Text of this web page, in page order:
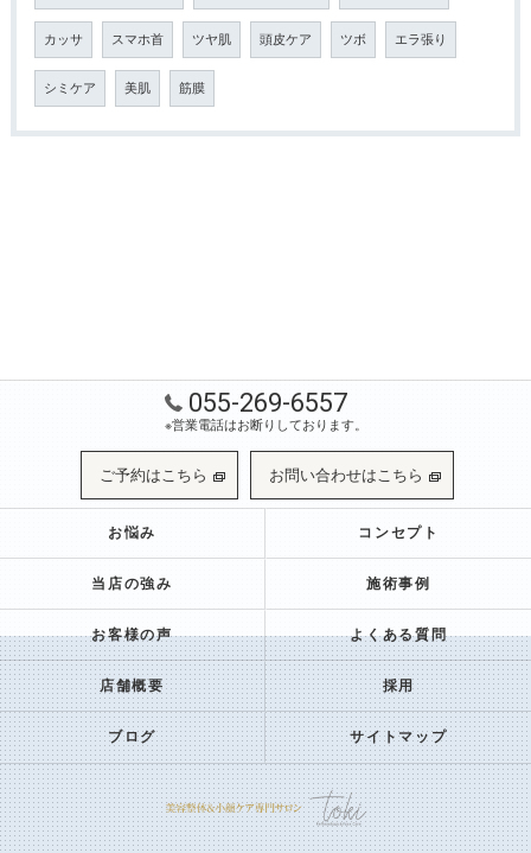
カッサ スマホ首 ツヤ肌 頭皮ケア ツボ エラ張り
シミケア 美肌 筋膜
055-269-6557
※営業電話はお断りしております。
ご予約はこちら お問い合わせはこちら
お悩み コンセプト
当店の強み 施術事例
お客様の声 よくある質問
店舗概要 採用
ブログ サイトマップ